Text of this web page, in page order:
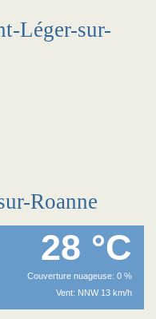
Léger-sur-
Roanne
28 °C
Couverture nuageuse: 0 %
Vent: NNW 13 km/h